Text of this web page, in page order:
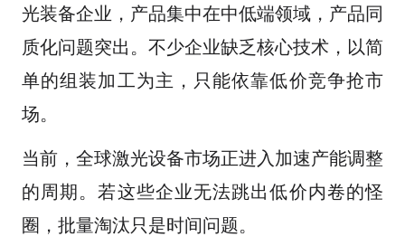
光装备企业，产品集中在中低端领域，产品同
质化问题突出。不少企业缺乏核心技术，以简
单的组装加工为主，只能依靠低价竞争抢市
场。
当前，全球激光设备市场正进入加速产能调整
的周期。若这些企业无法跳出低价内卷的怪
圈，批量淘汰只是时间问题。